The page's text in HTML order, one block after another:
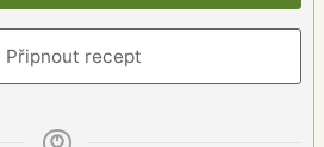
Připnout recept